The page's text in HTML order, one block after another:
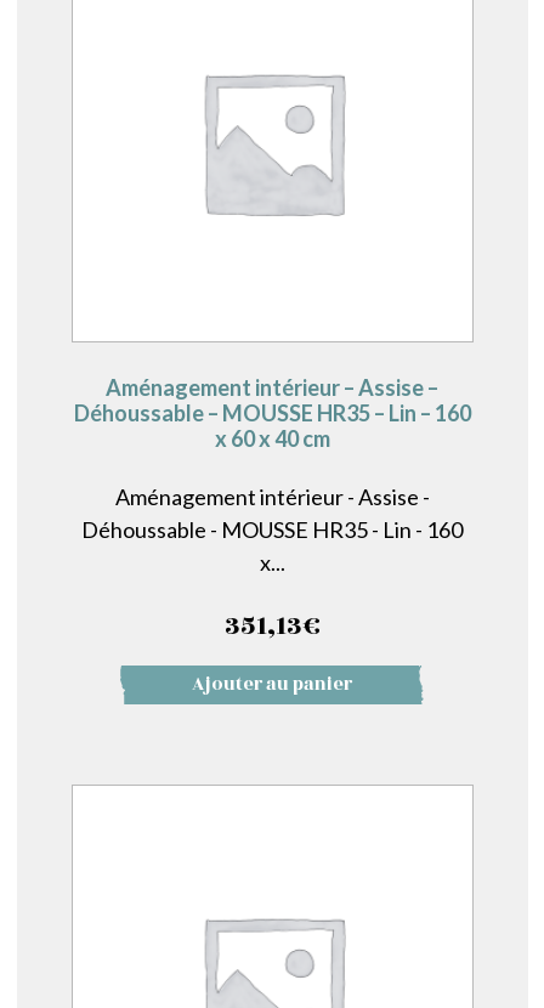
Aménagement intérieur – Assise –
Déhoussable – MOUSSE HR35 – Lin – 160
x 60 x 40 cm
Aménagement intérieur - Assise -
Déhoussable - MOUSSE HR35 - Lin - 160
x...
351,13€
Ajouter au panier